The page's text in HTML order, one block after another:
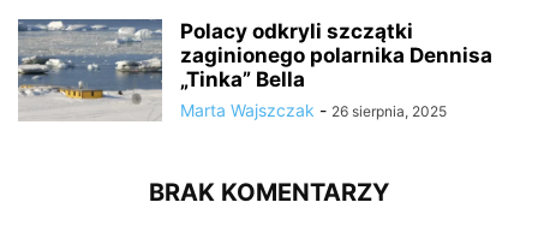
Polacy odkryli szczątki
zaginionego polarnika Dennisa
„Tinka” Bella
Marta Wajszczak - 26 sierpnia, 2025
BRAK KOMENTARZY